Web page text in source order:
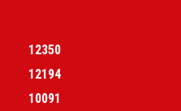
12350
12194
10091